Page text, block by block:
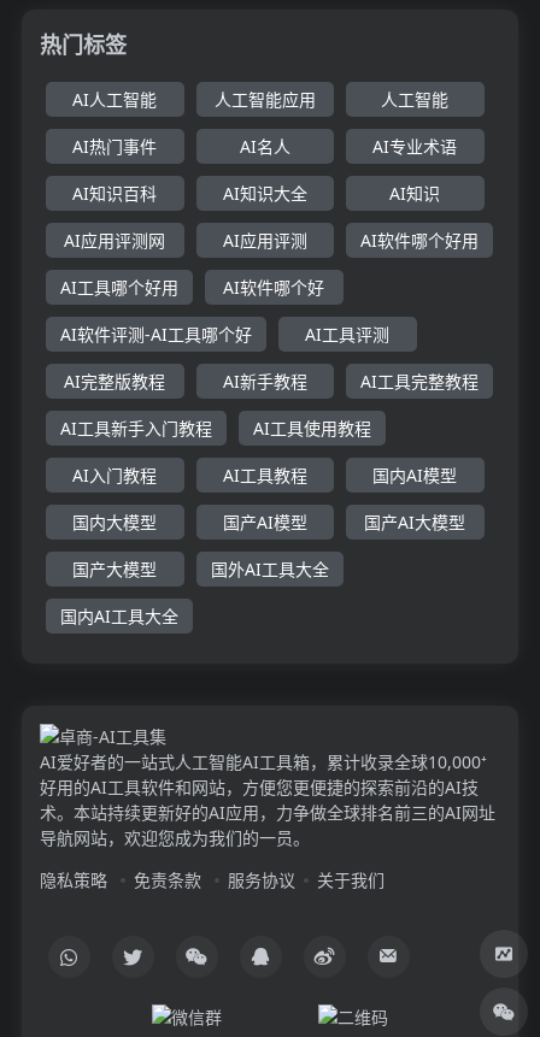
热门标签
AI人工智能 人工智能应用 人工智能
AI热门事件 AI名人 AI专业术语
AI知识百科 AI知识大全 AI知识
AI应用评测网 AI应用评测 AI软件哪个好用
AI工具哪个好用 AI软件哪个好
AI软件评测-AI工具哪个好 AI工具评测
AI完整版教程 AI新手教程 AI工具完整教程
AI工具新手入门教程 AI工具使用教程
AI入门教程 AI工具教程 国内AI模型
国内大模型 国产AI模型 国产AI大模型
国产大模型 国外AI工具大全
国内AI工具大全
AI爱好者的一站式人工智能AI工具箱，累计收录全球10,000⁺
好用的AI工具软件和网站，方便您更便捷的探索前沿的AI技
术。本站持续更新好的AI应用，力争做全球排名前三的AI网址
导航网站，欢迎您成为我们的一员。
隐私策略
免责条款 服务协议 关于我们